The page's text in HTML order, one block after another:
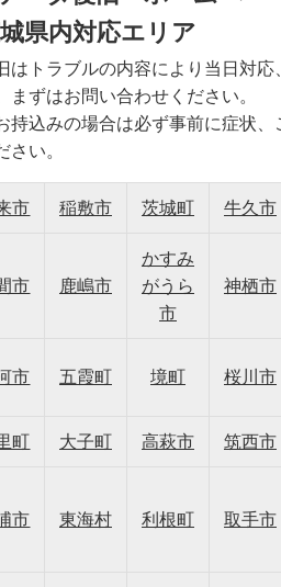
県内対応エリア
はトラブルの内容により当日対応
まずはお問い合わせください。
持込みの場合は必ず事前に症状、
い。
市 稲敷市 茨城町 牛久市
市 鹿嶋市
かすみ
がうら
市
神栖市
市 五霞町 境町 桜川市
町 大子町 高萩市 筑西市
市 東海村 利根町 取手市